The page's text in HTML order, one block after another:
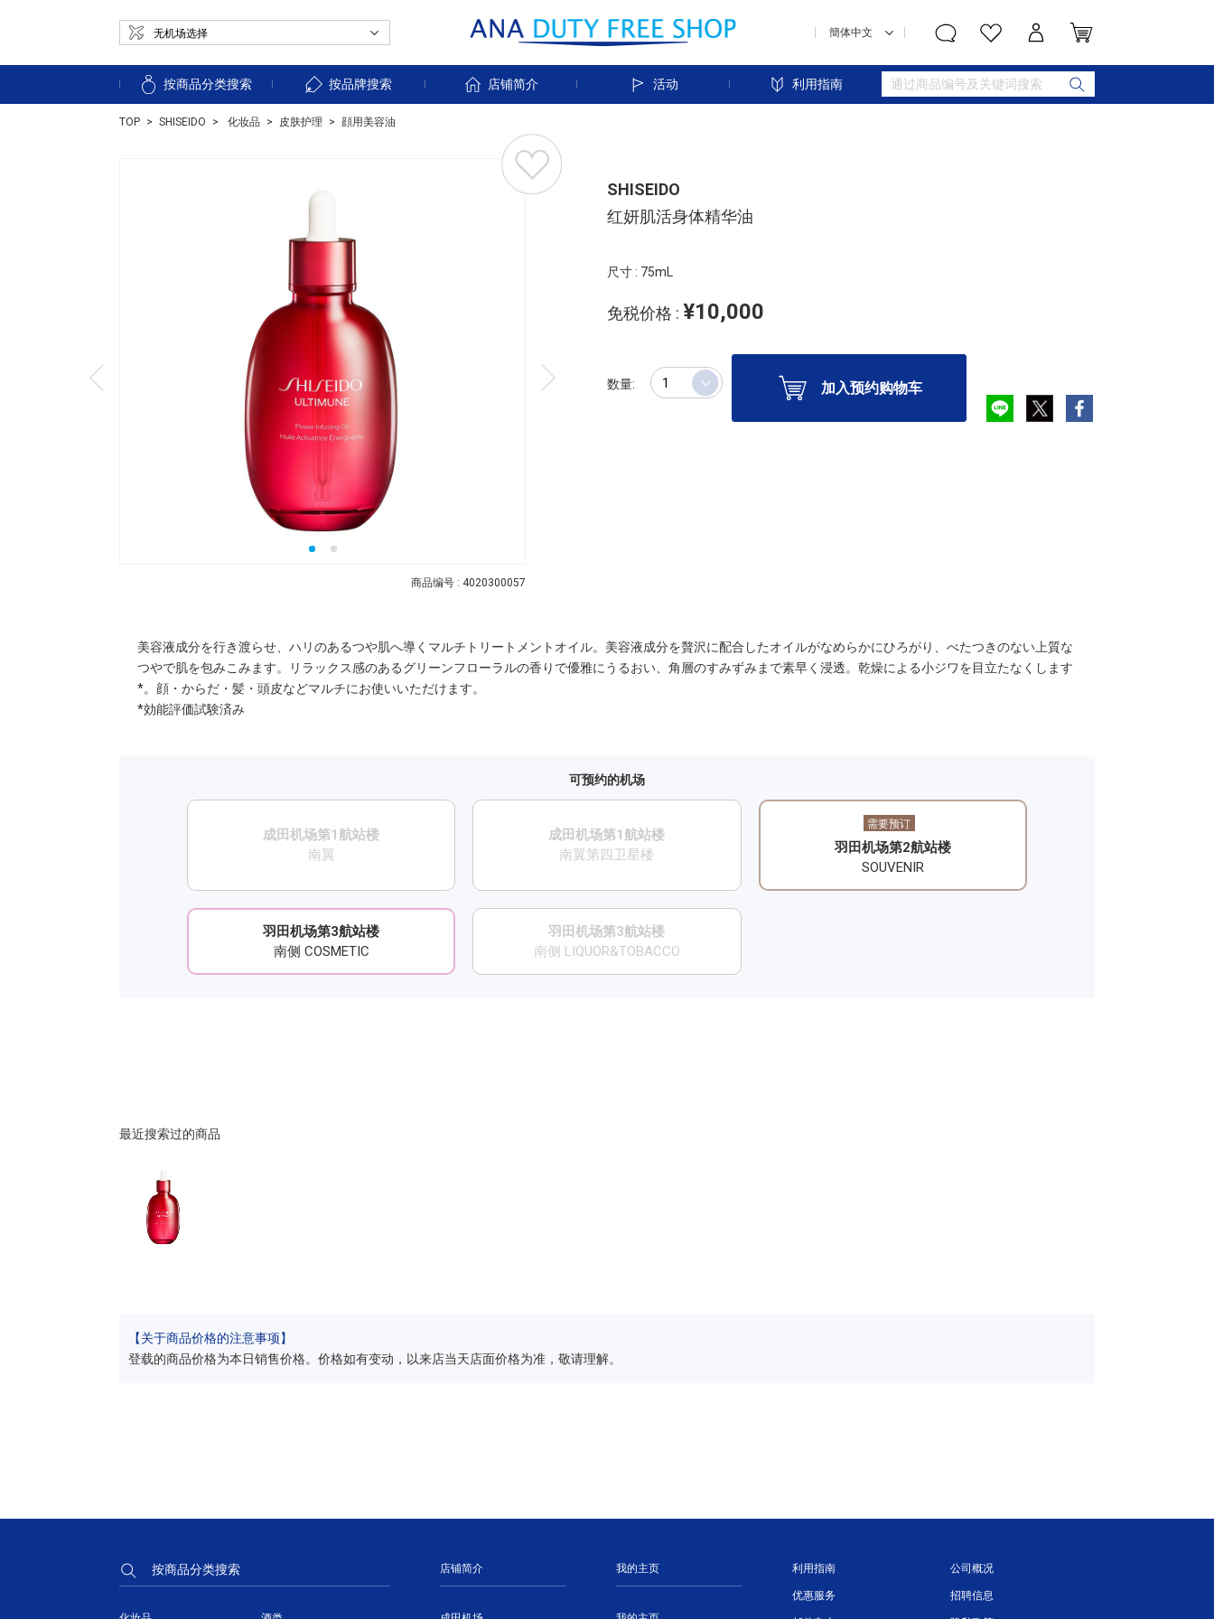
按商品分类搜索 按品牌搜索 店铺简介 活动 利用指南
TOP SHISEIDO 化妆品 皮肤护理 顔用美容油
商品编号 : 4020300057
SHISEIDO
红妍肌活身体精华油
尺寸 : 75mL
免税价格 : ¥10,000
数量: 加入预约购物车
美容液成分を行き渡らせ、ハリのあるつや肌へ導くマルチトリートメントオイル。美容液成分を贅沢に配合したオイルがなめらかにひろがり、べたつきのない上質な
つやで肌を包みこみます。リラックス感のあるグリーンフローラルの香りで優雅にうるおい、角層のすみずみまで素早く浸透。乾燥による小ジワを目立たなくします
*。顔・からだ・髪・頭皮などマルチにお使いいただけます。
*効能評価試験済み
可预约的机场
成田机场第1航站楼
南翼
成田机场第1航站楼
南翼第四卫星楼
需要预订
​羽田机场第2航站楼
SOUVENIR
羽田机场第3航站楼
南侧 COSMETIC
羽田机场第3航站楼
南侧 LIQUOR&TOBACCO
最近搜索过的商品
【关于商品价格的注意事项】
登载的商品价格为本日销售价格。价格如有变动，以来店当天店面价格为准，敬请理解。
按商品分类搜索 店铺简介 我的主页 利用指南
优惠服务
公司概况
招聘信息